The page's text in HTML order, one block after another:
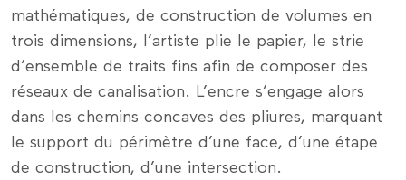
mathématiques, de construction de volumes en
trois dimensions, l’artiste plie le papier, le strie
d’ensemble de traits fins afin de composer des
réseaux de canalisation. L’encre s’engage alors
dans les chemins concaves des pliures, marquant
le support du périmètre d’une face, d’une étape
de construction, d’une intersection.